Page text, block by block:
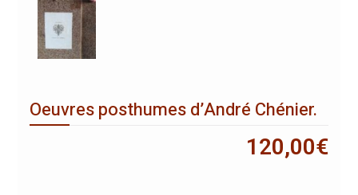
Oeuvres posthumes d’André Chénier.
120,00€